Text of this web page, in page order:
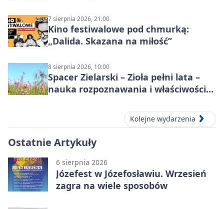
7 sierpnia 2026, 21:00
Kino festiwalowe pod chmurką:
„Dalida. Skazana na miłość”
8 sierpnia 2026, 10:00
Spacer Zielarski – Zioła pełni lata –
nauka rozpoznawania i właściwości
Kolejne wydarzenia
Ostatnie Artykuły
6 sierpnia 2026
Józefest w Józefosławiu. Wrzesień
zagra na wiele sposobów